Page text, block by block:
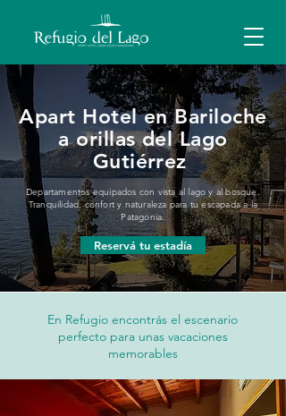
Apart Hotel en Bariloche
a orillas del Lago
Gutiérrez
Departamentos equipados con vista al lago y al bosque.
Tranquilidad, confort y naturaleza para tu escapada a la
Patagonia.
Reservá tu estadía
En Refugio encontrás el escenario
perfecto para unas vacaciones
memorables